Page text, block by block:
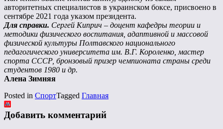
авторитетных специалистов в украинском боксе, присвоено в
сентябре 2021 года указом президента.
Для справки. Сергей Киприч – доцент кафедры теории и
методики физического воспитания, адаптивной и массовой
физической культуры Полтавского национального
педагогического университета им. В.Г. Короленко, мастер
спорта СССР, бронзовый призер чемпионата страны среди
студентов 1980 и др.
Алена Зимняя
Posted in СпортTagged Главная
Добавить комментарий